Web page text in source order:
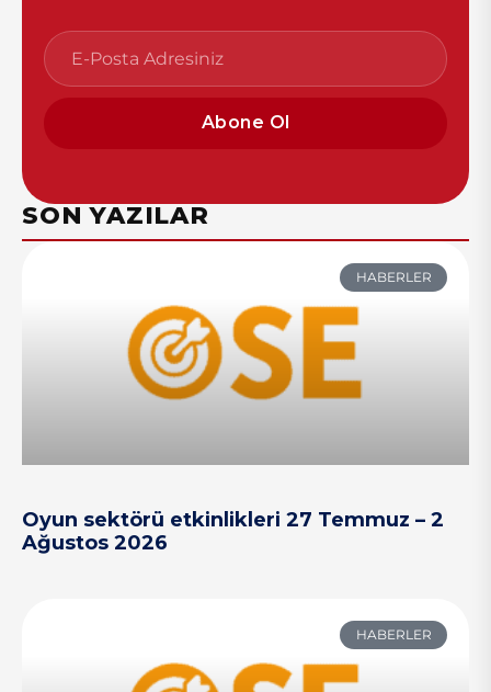
Abone Ol
SON YAZILAR
HABERLER
Oyun sektörü etkinlikleri 27 Temmuz – 2
Ağustos 2026
HABERLER